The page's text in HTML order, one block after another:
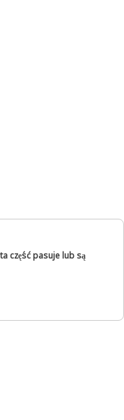
część pasuje lub są